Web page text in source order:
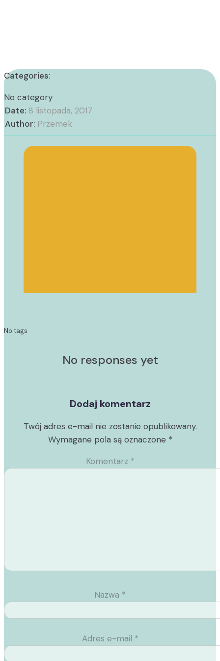
Categories:
No category
Date: 8 listopada, 2017
Author: Przemek
No tags
No responses yet
Dodaj komentarz
Twój adres e-mail nie zostanie opublikowany.
Wymagane pola są oznaczone *
Komentarz *
Nazwa *
Adres e-mail *